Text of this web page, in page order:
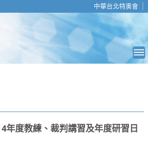
中華台北特奧會
年度教練、裁判講習及年度研習日